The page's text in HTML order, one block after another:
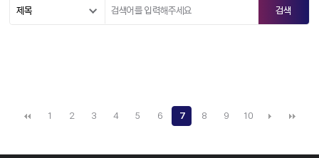
1 2 3 4 5 6 7 8 9 10